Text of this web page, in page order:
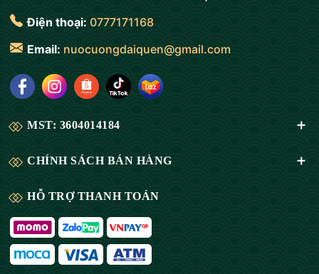
Điện thoại: 0777171168
Email: nuocuongdaiquen@gmail.com
MST: 3604014184
CHÍNH SÁCH BÁN HÀNG
HỖ TRỢ THANH TOÁN